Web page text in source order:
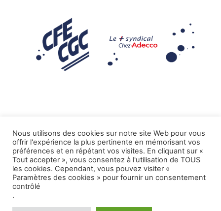
Mentions légales
Tous droits réservés CFE-CGC ADECCO.
Nous utilisons des cookies sur notre site Web pour vous
offrir l'expérience la plus pertinente en mémorisant vos
préférences et en répétant vos visites. En cliquant sur «
Tout accepter », vous consentez à l'utilisation de TOUS
les cookies. Cependant, vous pouvez visiter «
Paramètres des cookies » pour fournir un consentement
contrôlé
.